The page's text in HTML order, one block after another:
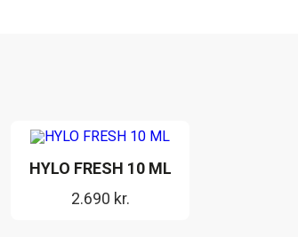
HYLO FRESH 10 ML
2.690 kr.